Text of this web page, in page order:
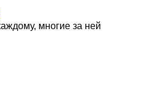
многие за ней